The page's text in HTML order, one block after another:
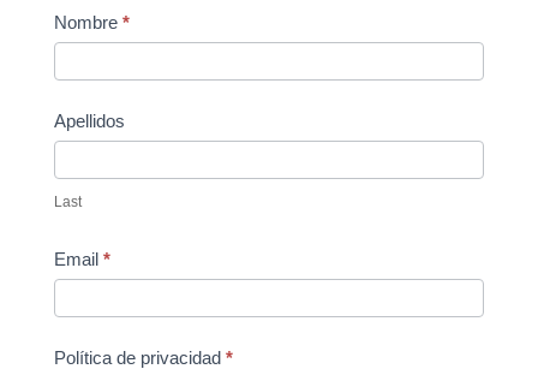
Contact
Nombre *
Apellidos
Last
Email *
Política de privacidad *